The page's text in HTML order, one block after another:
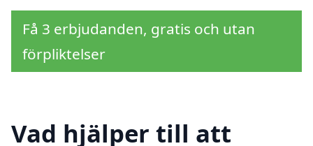
Få 3 erbjudanden, gratis och utan
förpliktelser
Vad hjälper till att